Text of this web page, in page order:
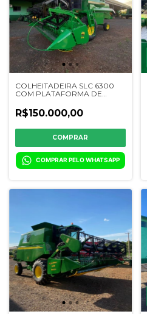
COLHEITADEIRA SLC 6300
COM PLATAFORMA DE
R$150.000,00
COMPRAR PELO WHATSAPP